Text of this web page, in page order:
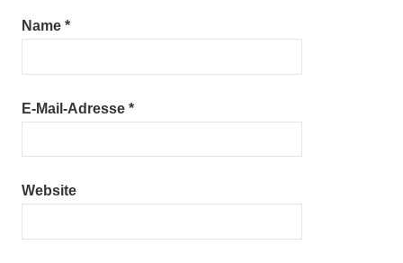
Name *
E-Mail-Adresse *
Website